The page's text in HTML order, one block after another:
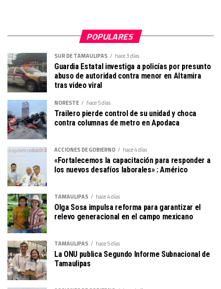
POPULARES
SUR DE TAMAULIPAS hace 3 días
Guardia Estatal investiga a policías por presunto
abuso de autoridad contra menor en Altamira
tras video viral
NORESTE hace 5 días
Trailero pierde control de su unidad y choca
contra columnas de metro en Apodaca
ACCIONES DE GOBIERNO hace 4 días
«Fortalecemos la capacitación para responder a
los nuevos desafíos laborales» : Américo
TAMAULIPAS hace 4 días
Olga Sosa impulsa reforma para garantizar el
relevo generacional en el campo mexicano
TAMAULIPAS hace 5 días
La ONU publica Segundo Informe Subnacional de
Tamaulipas